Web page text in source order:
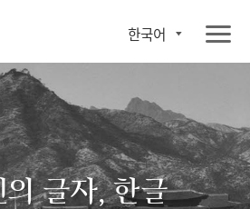
한국어
의 글자, 한글